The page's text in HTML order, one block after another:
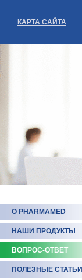
КАРТА САЙТА
О PHARMAMED
НАШИ ПРОДУКТЫ
ВОПРОС-ОТВЕТ
ПОЛЕЗНЫЕ СТАТЬИ